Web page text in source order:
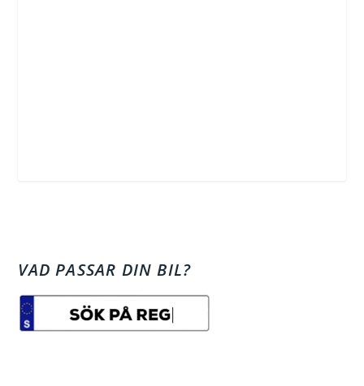
VAD PASSAR DIN BIL?